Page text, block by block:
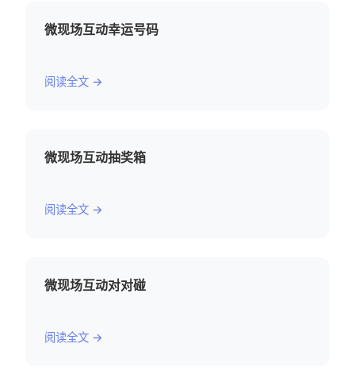
微现场互动幸运号码
阅读全文 →
微现场互动抽奖箱
阅读全文 →
微现场互动对对碰
阅读全文 →